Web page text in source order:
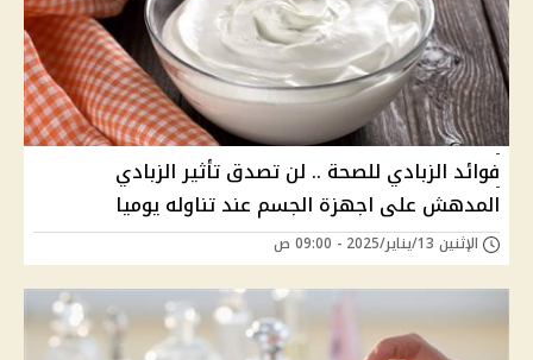
فوائد الزبادي للصحة .. لن تصدق تأثير الزبادي
المدهش على اجهزة الجسم عند تناوله يوميا
الإثنين 13/يناير/2025 - 09:00 ص